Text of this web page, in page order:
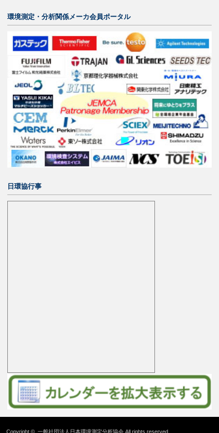
環境測定・分析関係メーカ会員ポータル
日環協行事
Copyright ©一般社団法人日本環境測定分析協会 All rights reserved.